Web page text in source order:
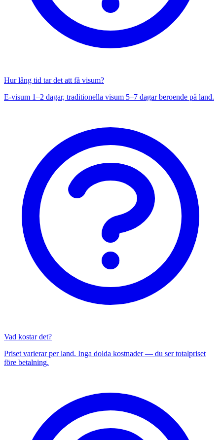
Hur lång tid tar det att få visum?
E-visum 1–2 dagar, traditionella visum 5–7 dagar beroende på land.
Vad kostar det?
Priset varierar per land. Inga dolda kostnader — du ser totalpriset
före betalning.